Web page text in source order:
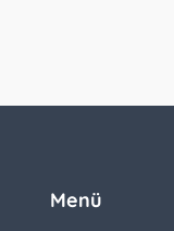
Menü